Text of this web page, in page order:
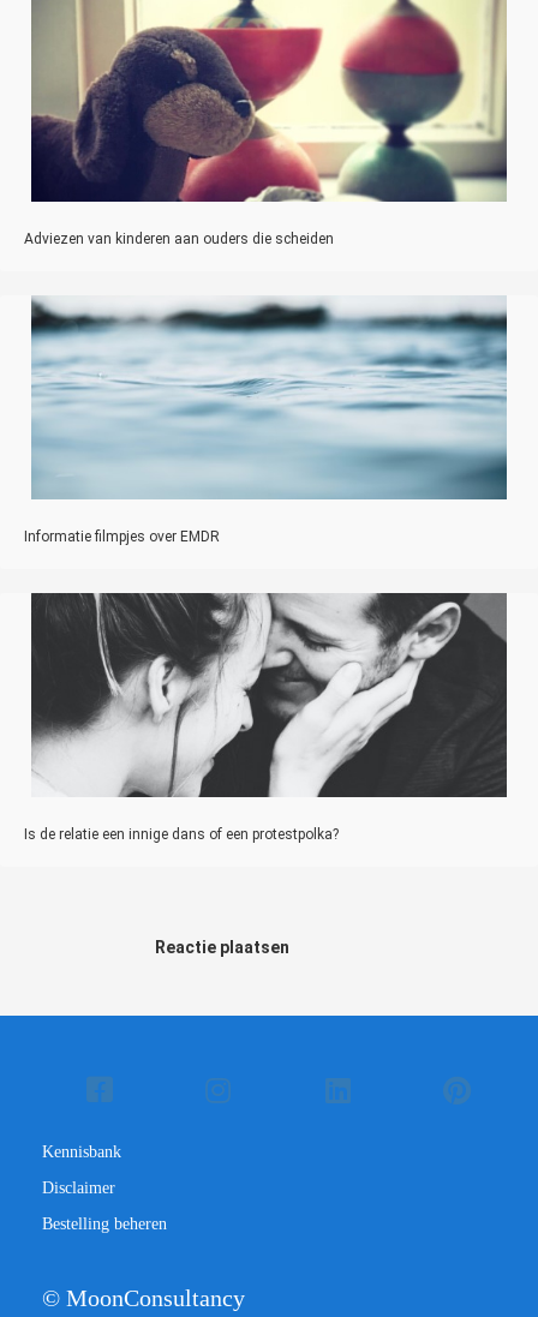
Adviezen van kinderen aan ouders die scheiden
Informatie filmpjes over EMDR
Is de relatie een innige dans of een protestpolka?
Reactie plaatsen
Kennisbank
Disclaimer
Bestelling beheren
© MoonConsultancy